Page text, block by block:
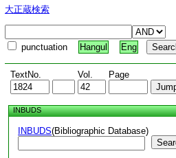
大正蔵検索
punctuation Hangul Eng
TextNo. Vol. Page
INBUDS
INBUDS(Bibliographic Database)